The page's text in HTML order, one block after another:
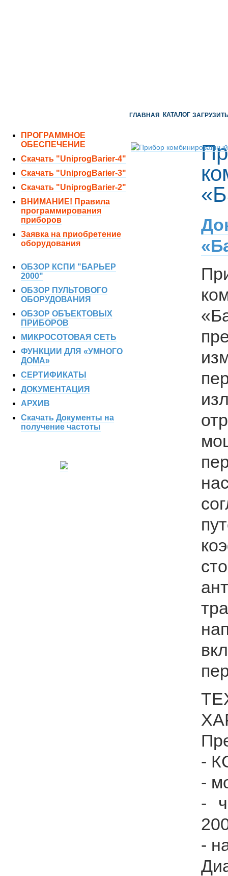
ПРОГРАММНОЕ
ОБЕСПЕЧЕНИЕ
Скачать "UniprogBarier-4"
Скачать "UniprogBarier-3"
Скачать "UniprogBarier-2"
ВНИМАНИЕ! Правила
программирования
приборов
Заявка на приобретение
оборудования
ОБЗОР КСПИ "БАРЬЕР
2000"
ОБЗОР ПУЛЬТОВОГО
ОБОРУДОВАНИЯ
ОБЗОР ОБЪЕКТОВЫХ
ПРИБОРОВ
МИКРОСОТОВАЯ СЕТЬ
ФУНКЦИИ ДЛЯ «УМНОГО
ДОМА»
СЕРТИФИКАТЫ
ДОКУМЕНТАЦИЯ
АРХИВ
Скачать Документы на
получение частоты
ГЛАВНАЯ КАТАЛОГ
-
-
-
-